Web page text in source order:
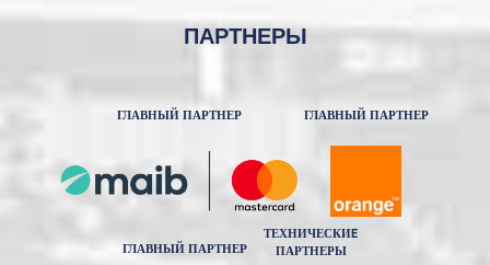
ПАРТНЕРЫ
ГЛАВНЫЙ ПАРТНЕР ГЛАВНЫЙ ПАРТНЕР
ГЛАВНЫЙ ПАРТНЕР
ТЕХНИЧЕСКИE
ПАРТНЕРЫ